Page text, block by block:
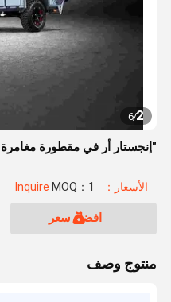
2
/
6
"إنجستار أر في مقطورة
الأسعار：Inquire MOQ：1
افضل سعر
منتوج وصف